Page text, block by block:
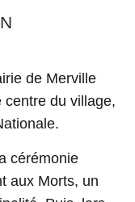
de Merville
du village,
cérémonie
aux Morts, un